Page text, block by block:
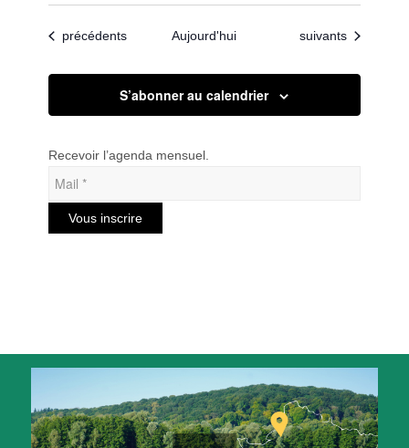
Évènements
précédents Aujourd'hui Évènements
suivants
S’abonner au calendrier
Recevoir l’agenda mensuel.